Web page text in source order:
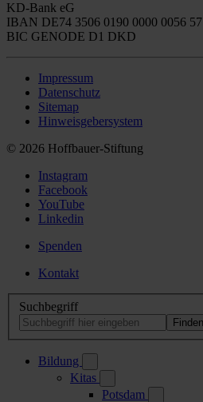
KD-Bank eG
IBAN DE74 3506 0190 0000 0056 57
BIC GENODE D1 DKD
Impressum
Datenschutz
Sitemap
Hinweisgebersystem
© 2026 Hoffbauer-Stiftung
Instagram
Facebook
YouTube
Linkedin
Spenden
Kontakt
Suchbegriff
Bildung
Kitas
Potsdam